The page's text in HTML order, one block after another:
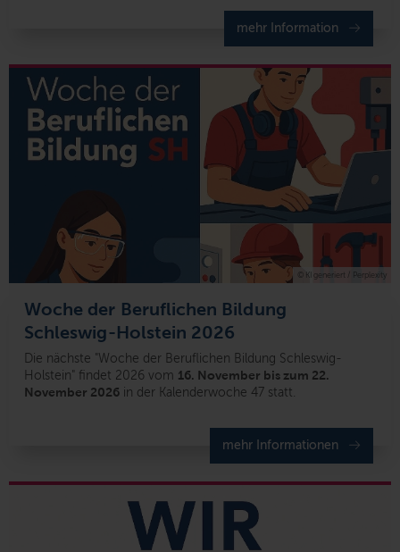
mehr Information
Woche der Beruflichen Bildung
Schleswig-Holstein 2026
Die nächste "Woche der Beruflichen Bildung Schleswig-
Holstein" findet 2026 vom 16. November bis zum 22.
November 2026 in der Kalenderwoche 47 statt.
mehr Informationen
© KI generiert / Perplexity